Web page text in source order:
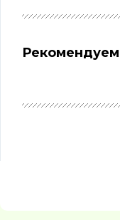
Рекомендуем